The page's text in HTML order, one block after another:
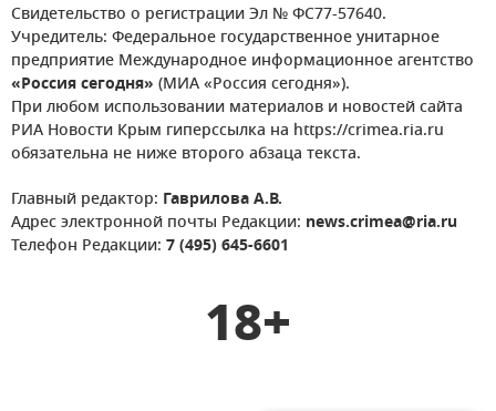
Свидетельство о регистрации Эл № ФС77-57640.
Учредитель: Федеральное государственное унитарное
предприятие Международное информационное агентство
«Россия сегодня» (МИА «Россия сегодня»).
При любом использовании материалов и новостей сайта
РИА Новости Крым гиперссылка на https://crimea.ria.ru
обязательна не ниже второго абзаца текста.
Главный редактор: Гаврилова А.В.
Адрес электронной почты Редакции: news.crimea@ria.ru
Телефон Редакции: 7 (495) 645-6601
18+